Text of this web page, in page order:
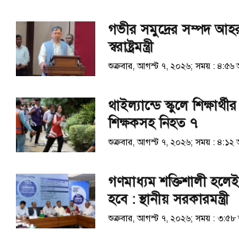
গভীর সমুদ্রের সম্পদ
স্বরাষ্ট্রমন্ত্রী
শুক্রবার, আগস্ট ৭, ২০২৬; সময় : ৪:৫৬
থাইল্যান্ডে স্কুলে
শিক্ষকসহ নিহত ৭
শুক্রবার, আগস্ট ৭, ২০২৬; সময় : ৪:১২
গণমাধ্যম শক্তিশালী হলেই
হবে : স্থানীয় সরকারমন্ত্রী
শুক্রবার, আগস্ট ৭, ২০২৬; সময় : ৩:৫৮